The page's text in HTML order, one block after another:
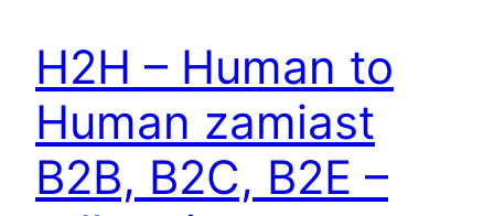
H2H – Human to
Human zamiast
B2B, B2C, B2E –